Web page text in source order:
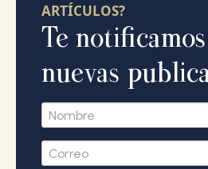
ARTÍCULOS?
Te
nuevas